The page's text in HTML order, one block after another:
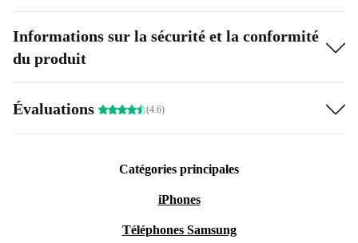
Informations sur la sécurité et la conformité
du produit
Évaluations (4.6)
Catégories principales
iPhones
Téléphones Samsung